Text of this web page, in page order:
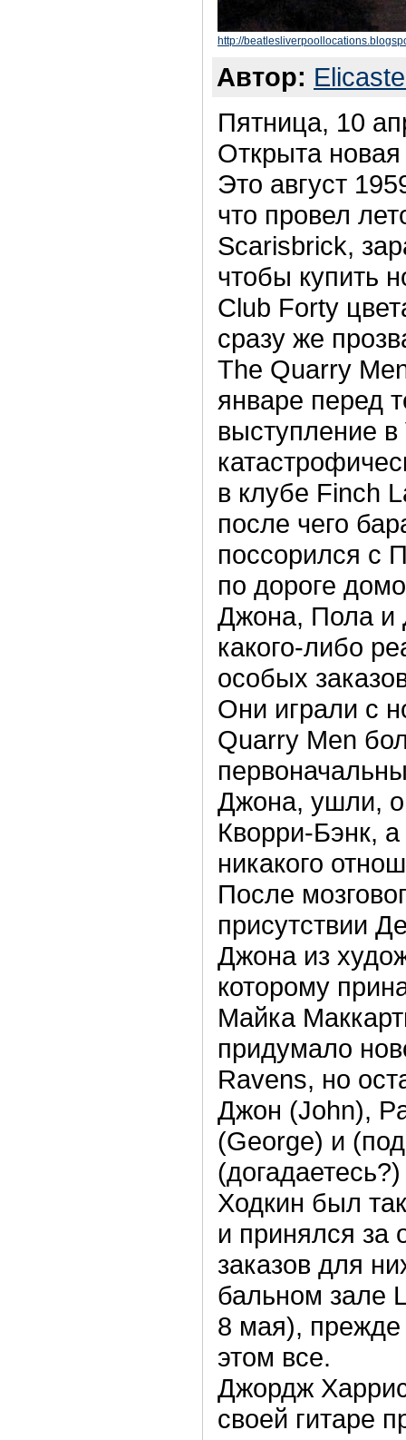
http://
Автор:
Пятница, 10
Открыта
Это август
что провел
Scarisbrick,
чтобы купить
Club Forty
сразу же
The Quarry
январе перед
выступление
в клубе Finch
после чего
поссорился с
по дороге
Джона, Пола и
какого-либо
особых
Они играли с
Quarry Men
Джона, ушли,
Кворри-Бэнк,
никакого
После
присутствии
Джона из
которому
Майка
придумало
Ravens, но
Джон (John),
(George) и
Ходкин был
и принялся за
заказов для
бальном зале
8 мая), прежде
этом все.
Джордж
своей гитаре